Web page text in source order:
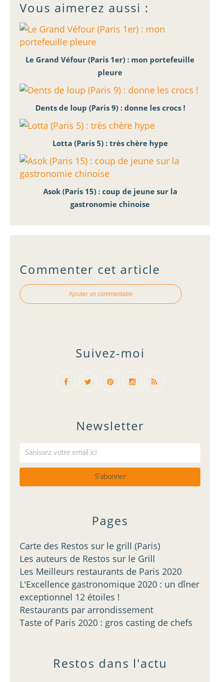
Vous aimerez aussi :
Le Grand Véfour (Paris 1er) : mon portefeuille
pleure
Dents de loup (Paris 9) : donne les crocs !
Lotta (Paris 5) : très chère hype
Asok (Paris 15) : coup de jeune sur la
gastronomie chinoise
Commenter cet article
Ajouter un commentaire
Newsletter
Pages
Carte des Restos sur le grill (Paris)
Les auteurs de Restos sur le Grill
Les Meilleurs restaurants de Paris 2020
L'Excellence gastronomique 2020 : un dîner
exceptionnel 12 étoiles !
Restaurants par arrondissement
Taste of Paris 2020 : gros casting de chefs
Suivez-moi
Restos dans l'actu